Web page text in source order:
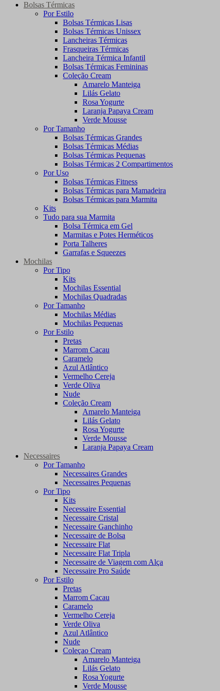
Bolsas Térmicas
Por Estilo
Bolsas Térmicas Lisas
Bolsas Térmicas Unissex
Lancheiras Térmicas
Frasqueiras Térmicas
Lancheira Térmica Infantil
Bolsas Térmicas Femininas
Coleção Cream
Amarelo Manteiga
Lilás Gelato
Rosa Yogurte
Laranja Papaya Cream
Verde Mousse
Por Tamanho
Bolsas Térmicas Grandes
Bolsas Térmicas Médias
Bolsas Térmicas Pequenas
Bolsas Térmicas 2 Compartimentos
Por Uso
Bolsas Térmicas Fitness
Bolsas Térmicas para Mamadeira
Bolsas Térmicas para Marmita
Kits
Tudo para sua Marmita
Bolsa Térmica em Gel
Marmitas e Potes Herméticos
Porta Talheres
Garrafas e Squeezes
Mochilas
Por Tipo
Kits
Mochilas Essential
Mochilas Quadradas
Por Tamanho
Mochilas Médias
Mochilas Pequenas
Por Estilo
Pretas
Marrom Cacau
Caramelo
Azul Atlântico
Vermelho Cereja
Verde Oliva
Nude
Coleção Cream
Amarelo Manteiga
Lilás Gelato
Rosa Yogurte
Verde Mousse
Laranja Papaya Cream
Necessaires
Por Tamanho
Necessaires Grandes
Necessaires Pequenas
Por Tipo
Kits
Necessaire Essential
Necessaire Cristal
Necessaire Ganchinho
Necessaire de Bolsa
Necessaire Flat
Necessaire Flat Tripla
Necessaire de Viagem com Alça
Necessaire Pro Saúde
Por Estilo
Pretas
Marrom Cacau
Caramelo
Vermelho Cereja
Verde Oliva
Azul Atlântico
Nude
Coleçao Cream
Amarelo Manteiga
Lilás Gelato
Rosa Yogurte
Verde Mousse